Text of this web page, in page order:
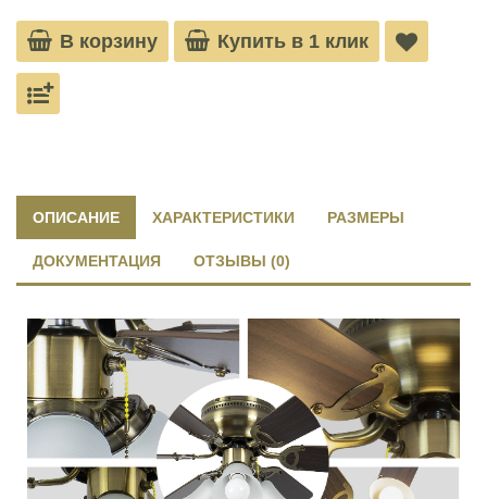
В корзину Купить в 1 клик
ОПИСАНИЕ ХАРАКТЕРИСТИКИ РАЗМЕРЫ
ДОКУМЕНТАЦИЯ ОТЗЫВЫ (0)